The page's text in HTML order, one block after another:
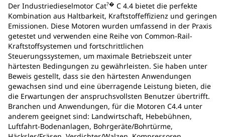
Der Industriedieselmotor Cat?� C 4.4 bietet die perfekte
Kombination aus Haltbarkeit, Kraftstoffeffizienz und geringen
Emissionen. Diese Motoren wurden umfassend in der Praxis
getestet und verwenden eine Reihe von Common-Rail-
Kraftstoffsystemen und fortschrittlichen
Steuerungssystemen, um maximale Betriebszeit unter
härtesten Bedingungen zu gewährleisten. Sie haben unter
Beweis gestellt, dass sie den härtesten Anwendungen
gewachsen sind und eine überragende Leistung bieten, die
die Erwartungen der anspruchsvollsten Benutzer übertrifft.
Branchen und Anwendungen, für die Motoren C4.4 unter
anderem geeignet sind: Landwirtschaft, Hebebühnen,
Luftfahrt-Bodenanlagen, Bohrgeräte/Bohrtürme,